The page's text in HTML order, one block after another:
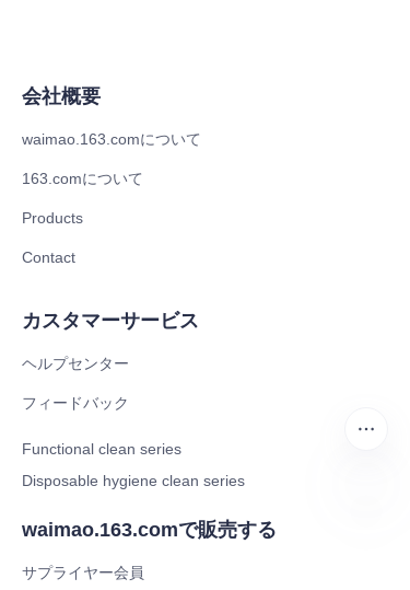
会社概要
waimao.163.comについて
163.comについて
Products
Contact
カスタマーサービス
ヘルプセンター
フィードバック
Functional clean series
Disposable hygiene clean series
waimao.163.comで販売する
サプライヤー会員
JP